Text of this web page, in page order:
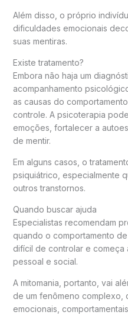
Além disso, o próprio
dificuldades emocionais
suas mentiras.
Existe tratamento?
Embora não haja um
acompanhamento
as causas do
controle. A psicoterapia
emoções, fortalecer a
de mentir.
Em alguns casos, o
psiquiátrico, especialmente
outros transtornos.
Quando buscar ajuda
Especialistas recomendam
quando o comportamento
difícil de controlar e começa
pessoal e social.
A mitomania, portanto, vai
de um fenômeno complexo,
emocionais,